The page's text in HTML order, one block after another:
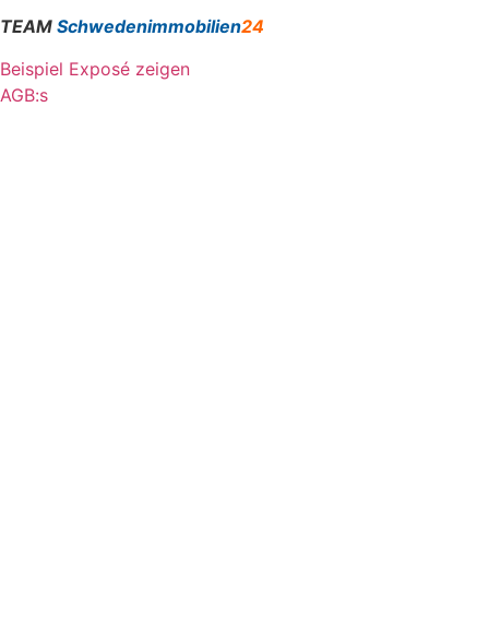
TEAM Schwedenimmobilien24
Beispiel Exposé zeigen
AGB:s